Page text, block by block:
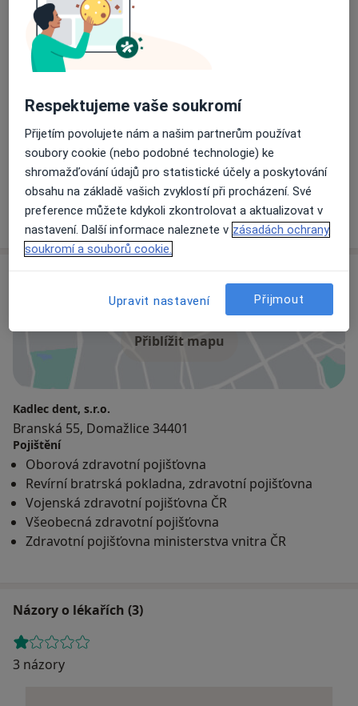
Zubař
Zubař
MUDr. David Kadlec
Zubař
14 názorů
Přiblížit mapu
Kadlec dent, s.r.o.
Branská 55, Domažlice 34401
Pojištění
Oborová zdravotní pojišťovna
Revírní bratrská pokladna, zdravotní pojišťovna
Vojenská zdravotní pojišťovna ČR
Všeobecná zdravotní pojišťovna
Zdravotní pojišťovna ministerstva vnitra ČR
Názory o lékařích (3)
3 názory
Respektujeme vaše soukromí
Přijetím povolujete nám a našim partnerům používat
soubory cookie (nebo podobné technologie) ke
shromažďování údajů pro statistické účely a poskytování
obsahu na základě vašich zvyklostí při procházení. Své
preference můžete kdykoli zkontrolovat a aktualizovat v
nastavení. Další informace naleznete v zásadách ochrany
soukromí a souborů cookie.
Upravit nastavení Přijmout